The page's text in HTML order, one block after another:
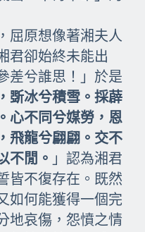
屈原想像著湘夫人
君卻始終未能出
差兮誰思！」於是
斲冰兮積雪。採薜
心不同兮媒勞，恩
飛龍兮翩翩。交不
不閒。 」認為湘君
皆不復存在。既然
如何能獲得一個完
地哀傷，怨憤之情